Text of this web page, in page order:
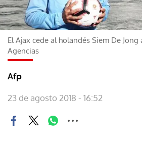
El Ajax cede al holandés Siem De Jong
Agencias
Afp
23 de agosto 2018 - 16:52